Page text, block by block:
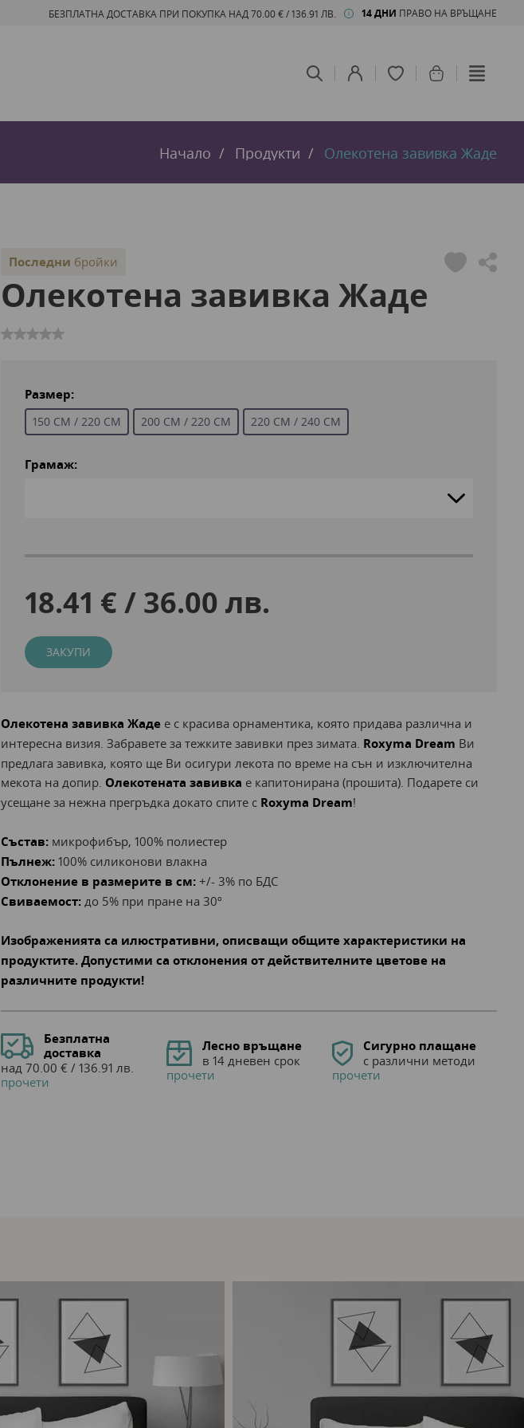
БЕЗПЛАТНА ДОСТАВКА ПРИ ПОКУПКА НАД 70.00 € / 136.91 ЛВ. 14 ДНИ ПРАВО НА ВРЪЩАНЕ
Начало Продукти Олекотена завивка Жаде
Последни бройки
Олекотена завивка Жаде
Размер:
150 СМ / 220 СМ 200 СМ / 220 СМ 220 СМ / 240 СМ
Грамаж:
18.41 € / 36.00 лв.
ЗАКУПИ
Олекотена завивка Жадее с красива орнаментика, която придава различна и
интересна визия. Забравете за тежките завивки през зимата. Roxyma Dream Ви
предлага завивка, която ще Ви осигури лекота по време на сън и изключителна
мекота на допир. Олекотената завивка е капитонирана (прошита). Подарете си
усещане за нежна прегръдка докато спите с Roxyma Dream!
Състав:микрофибър, 100% полиестер
Пълнеж:100% силиконови влакна
Отклонение в размерите в см:+/- 3% по БДС
Свиваемост:до 5% при пране на 30º
Изображенията са илюстративни, описващи общите характеристики на
продуктите.Допустими са отклонения от действителните цветове на
различните продукти!
Безплатна
доставка
над 70.00 € / 136.91 лв.
прочети
Лесно връщане
в 14 дневен срок
прочети
Сигурно плащане
с различни методи
прочети